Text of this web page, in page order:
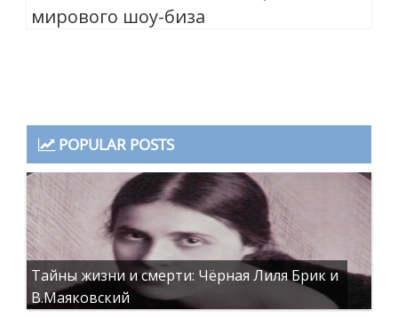
мирового шоу-биза
POPULAR POSTS
Тайны жизни и смерти: Чёрная Лиля Брик и
В.Маяковский